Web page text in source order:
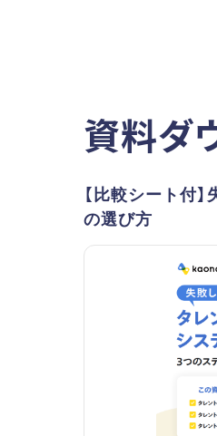
資料ダ
【比較シート付
の選び方